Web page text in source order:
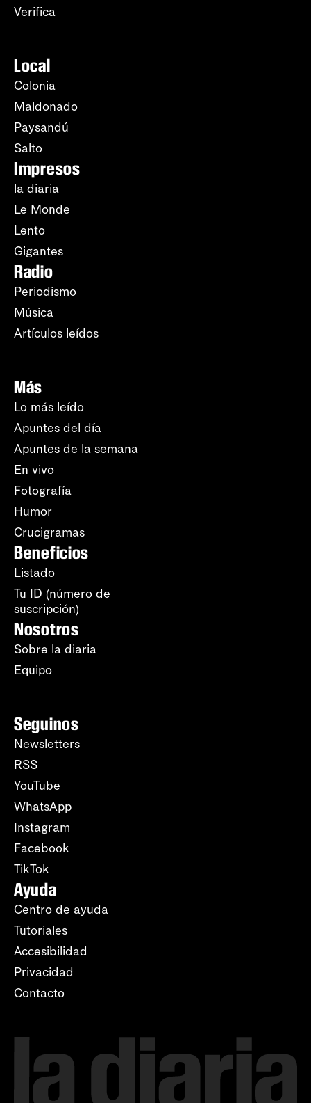
Verifica
Local
Colonia
Maldonado
Paysandú
Salto
Impresos
la diaria
Le Monde
Lento
Gigantes
Radio
Periodismo
Música
Artículos leídos
Más
Lo más leído
Apuntes del día
Apuntes de la semana
En vivo
Fotografía
Humor
Crucigramas
Beneficios
Listado
Tu ID (número de
suscripción)
Nosotros
Sobre la diaria
Equipo
Seguinos
Newsletters
RSS
YouTube
WhatsApp
Instagram
Facebook
TikTok
Ayuda
Centro de ayuda
Tutoriales
Accesibilidad
Privacidad
Contacto